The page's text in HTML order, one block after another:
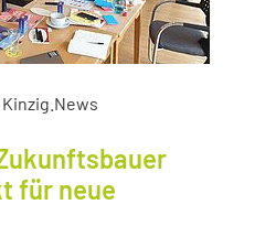
für neue